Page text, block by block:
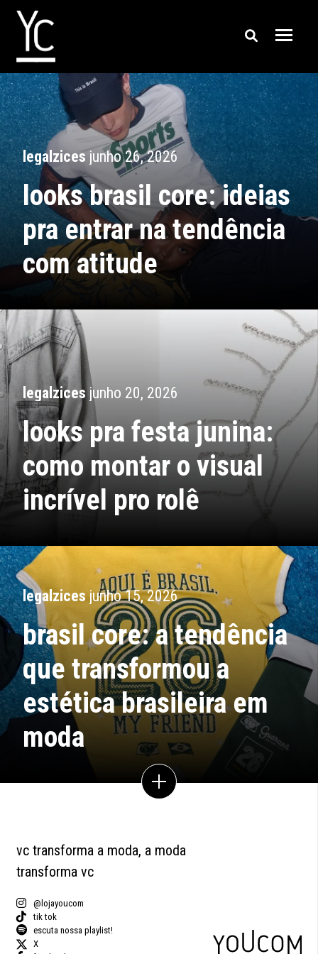
legalzices junho 26, 2026
looks brasil core: ideias
pra entrar na tendência
com atitude
legalzices junho 20, 2026
looks pra festa junina:
como montar o visual
incrível pro rolê
legalzicesjunho 15, 2026
brasil core: a tendência
que transformou a
estética brasileira em
moda
vc transforma a moda, a moda
transforma vc
@lojayoucom
tik tok
escuta nossa playlist!
X